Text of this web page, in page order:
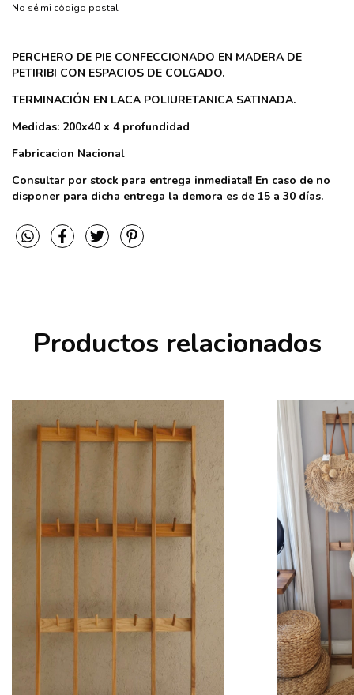
No sé mi código postal
PERCHERO DE PIE CONFECCIONADO EN MADERA DE
PETIRIBI CON ESPACIOS DE COLGADO.
TERMINACIÓN EN LACA POLIURETANICA SATINADA.
Medidas: 200x40 x 4 profundidad
Fabricacion Nacional
Consultar por stock para entrega inmediata!! En caso de no
disponer para dicha entrega la demora es de 15 a 30 días.
Productos relacionados